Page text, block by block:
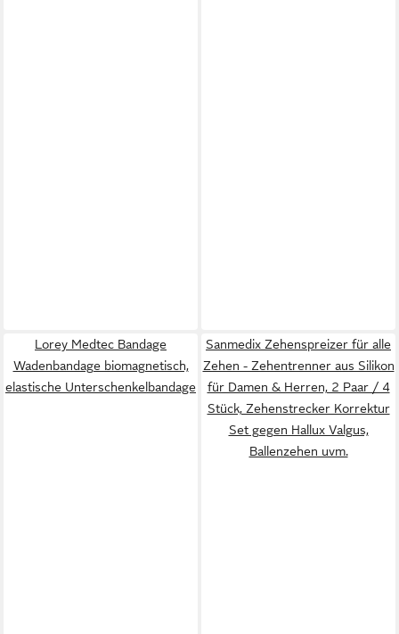
Lorey Medtec Bandage
Wadenbandage biomagnetisch,
elastische Unterschenkelbandage
Sanmedix Zehenspreizer für alle
Zehen - Zehentrenner aus Silikon
für Damen & Herren, 2 Paar / 4
Stück, Zehenstrecker Korrektur
Set gegen Hallux Valgus,
Ballenzehen uvm.